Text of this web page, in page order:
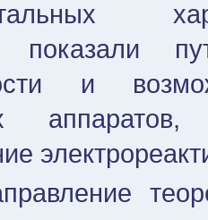
показали
и